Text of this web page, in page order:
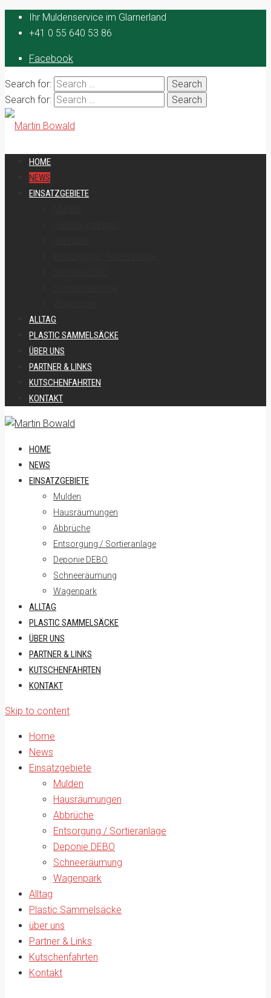
Ihr Muldenservice im Glarnerland
+41 0 55 640 53 86
Facebook
Search for:
Search for:
HOME
NEWS
EINSATZGEBIETE
ALLTAG
PLASTIC SAMMELSÄCKE
ÜBER UNS
PARTNER & LINKS
KUTSCHENFAHRTEN
KONTAKT
HOME
NEWS
EINSATZGEBIETE
Mulden
Hausräumungen
Abbrüche
Entsorgung / Sortieranlage
Deponie DEBO
Schneeräumung
Wagenpark
ALLTAG
PLASTIC SAMMELSÄCKE
ÜBER UNS
PARTNER & LINKS
KUTSCHENFAHRTEN
KONTAKT
Skip to content
Home
News
Einsatzgebiete
Mulden
Hausräumungen
Abbrüche
Entsorgung / Sortieranlage
Deponie DEBO
Schneeräumung
Wagenpark
Alltag
Plastic Sammelsäcke
über uns
Partner & Links
Kutschenfahrten
Kontakt